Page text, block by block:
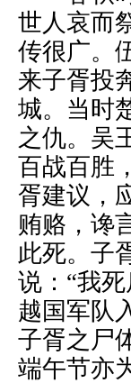
世人哀而
传很广。
来子胥投
城。当时
之仇。吴
百战百胜
胥建议，
贿赂，谗
此死。子
说：“我
越国军队
子胥之尸
端午节亦